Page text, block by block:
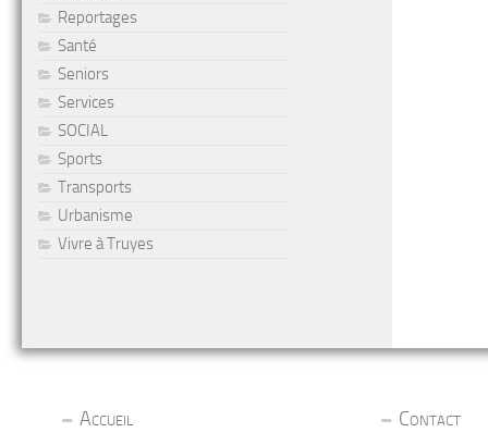
Reportages
Santé
Seniors
Services
SOCIAL
Sports
Transports
Urbanisme
Vivre à Truyes
Accueil
Contact